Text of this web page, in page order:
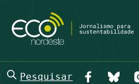
Pesquisar